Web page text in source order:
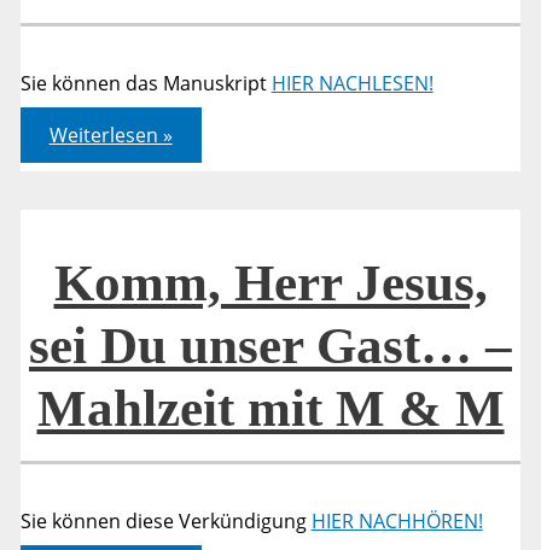
Sie können das Manuskript HIER NACHLESEN!
Komm,
Herr
Jesus,
–
Mahlzeit
mit
&
M
Weiterlesen »
Komm, Herr Jesus,
sei Du unser Gast… –
Mahlzeit mit M & M
Sie können diese Verkündigung HIER NACHHÖREN!